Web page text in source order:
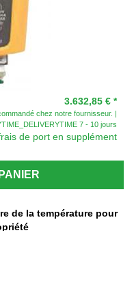
3.632,85 € *
chez notre fournisseur.
7 - 10 jours
de port en supplément
de la température pour
du gaz. Avec son
permet d'effectuer